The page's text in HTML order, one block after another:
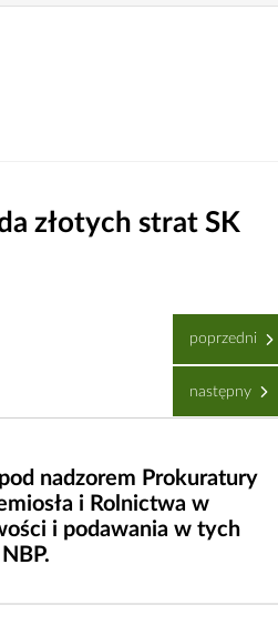
złotych strat SK
poprzedni
następny
nadzorem Prokuratury
i Rolnictwa w
i podawania w tych